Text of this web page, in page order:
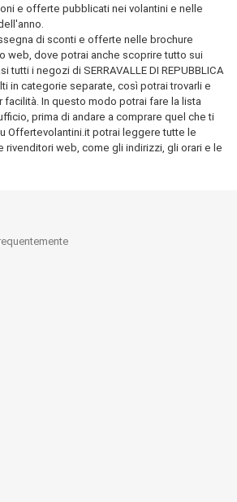
e offerte pubblicati nei volantini e nelle
di sconti e offerte nelle brochure
web, dove potrai anche scoprire tutto sui
tutti i negozi di SERRAVALLE DI REPUBBLICA
in categorie separate, così potrai trovarli e
facilità. In questo modo potrai fare la lista
prima di andare a comprare quel che ti
Offertevolantini.it potrai leggere tutte le
rivenditori web, come gli indirizzi, gli orari e le